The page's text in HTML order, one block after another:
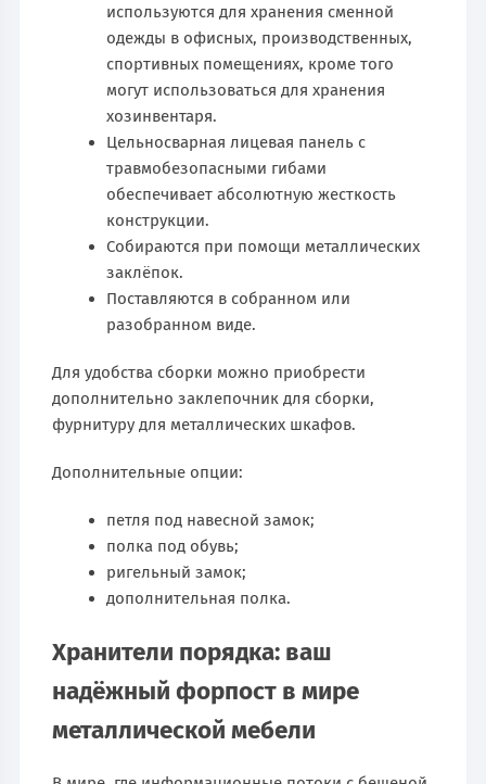
используются для хранения сменной
одежды в офисных, производственных,
спортивных помещениях, кроме того
могут использоваться для хранения
хозинвентаря.
Цельносварная лицевая панель с
травмобезопасными гибами
обеспечивает абсолютную жесткость
конструкции.
Собираются при помощи металлических
заклёпок.
Поставляются в собранном или
разобранном виде.
Для удобства сборки можно приобрести
дополнительно заклепочник для сборки,
фурнитуру для металлических шкафов.
Дополнительные опции:
петля под навесной замок;
полка под обувь;
ригельный замок;
дополнительная полка.
Хранители порядка: ваш
надёжный форпост в мире
металлической мебели